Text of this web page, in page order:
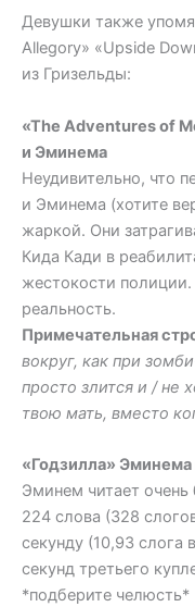
Девушки также
Allegory» «Upside
из Гризельды:
«The Adventures of
и Эминема
Неудивительно, что
и Эминема (хотите
жаркой. Они
Кида Кади в
жестокости
реальность.
Примечательная
вокруг, как при
просто злится и / не
твою мать, вместо
«Годзилла» Эминема
Эминем читает
224 слова (328
секунду (10,93 слога
секунд третьего
*подберите челюсть*